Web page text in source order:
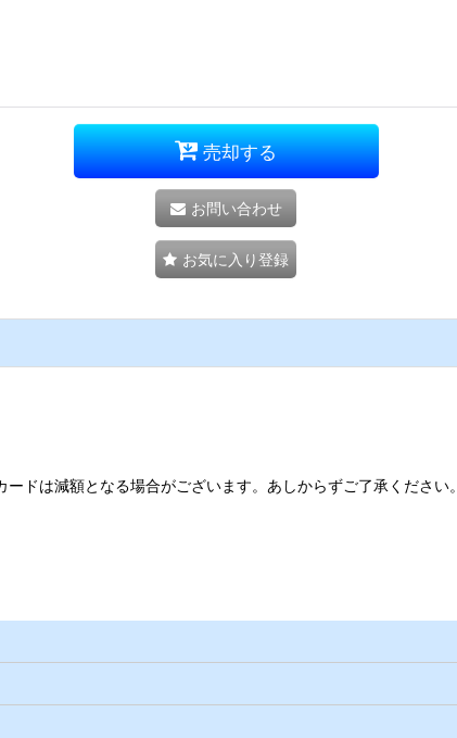
売却する
お問い合わせ
お気に入り登録
ドは減額となる場合がございます。あしからずご了承ください。